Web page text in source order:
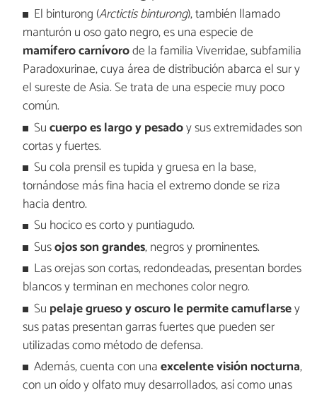
El binturong (Arctictis binturong), también llamado
manturón u oso gato negro, es una especie de
mamífero carnívorode la familia Viverridae, subfamilia
Paradoxurinae, cuya área de distribución abarca el sur y
el sureste de Asia. Se trata de una especie muy poco
común.
Sucuerpo es largo y pesadoy sus extremidades son
cortas y fuertes.
Su cola prensil es tupida y gruesa en la base,
tornándose más fina hacia el extremo donde se riza
hacia dentro.
Su hocico es corto y puntiagudo.
Susojos son grandes, negros y prominentes.
Las orejas son cortas, redondeadas, presentan bordes
blancos y terminan en mechones color negro.
Su pelaje grueso y oscuro le permite camuflarsey
sus patas presentan garras fuertes que pueden ser
utilizadas como método de defensa.
Además, cuenta con unaexcelente visión nocturna,
con un oído y olfato muy desarrollados, así como unas